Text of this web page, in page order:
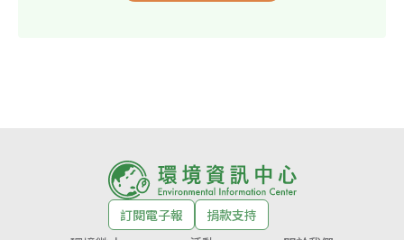
訂閱電子報
捐款支持